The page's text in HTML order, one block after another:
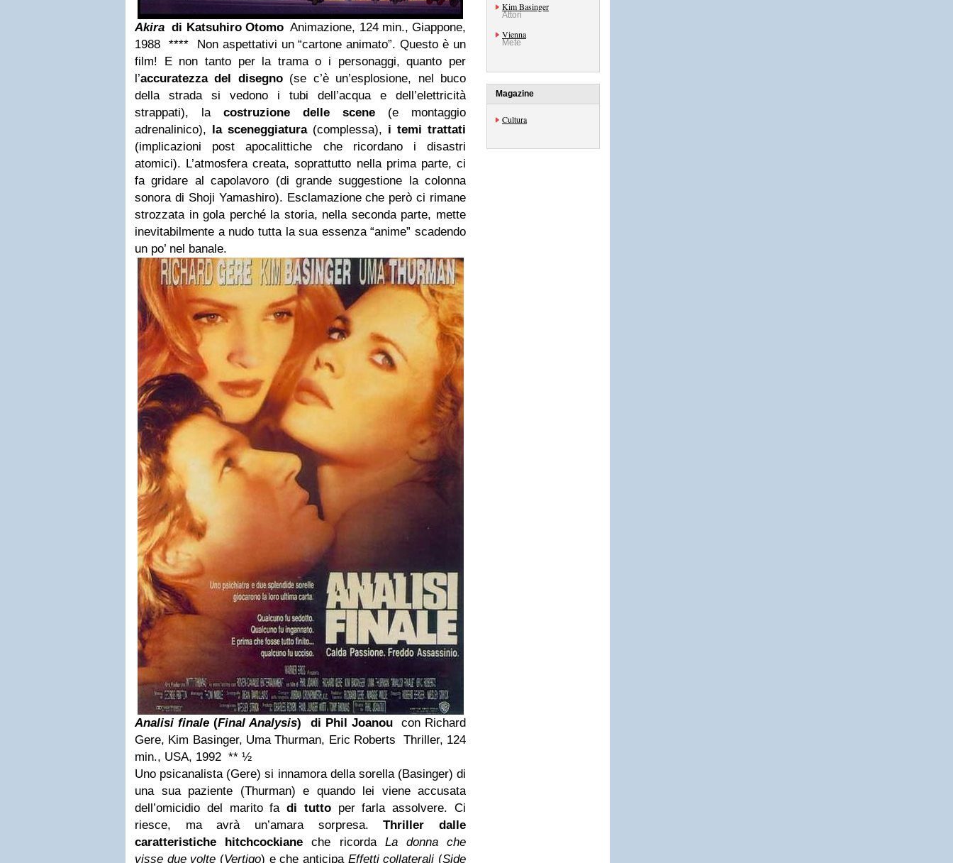
Akira di Katsuhiro Otomo Animazione, 124 min., Giappone,
1988
****
Non aspettativi un “cartone animato”. Questo è un
film! E non tanto per la trama o i personaggi, quanto per
l’accuratezza del disegno(se c’è un’esplosione, nel buco
della strada si vedono i tubi dell’acqua e dell’elettricità
strappati), la costruzione delle scene (e montaggio
adrenalinico), la sceneggiatura(complessa), i temi trattati
(implicazioni post apocalittiche che ricordano i disastri
atomici). L’atmosfera creata, soprattutto nella prima parte, ci
fa gridare al capolavoro (di grande suggestione la colonna
sonora di Shoji Yamashiro). Esclamazione che però ci rimane
strozzata in gola perché la storia, nella seconda parte, mette
inevitabilmente a nudo tutta la sua essenza “anime” scadendo
un po’ nel banale.
Analisi finale (Final Analysis) di Phil Joanou
con Richard
Gere, Kim Basinger, Uma Thurman, Eric Roberts Thriller, 124
min., USA, 1992 ** ½
Uno psicanalista (Gere) si innamora della sorella (Basinger) di
una sua paziente (Thurman) e quando lei viene accusata
dell’omicidio del marito fadi tuttoper farla assolvere. Ci
riesce, ma avrà un’amara sorpresa.Thriller dalle
caratteristiche hitchcockiane che ricorda La donna che
visse due volte (Vertigo) e che anticipa Effetti collaterali (Side
Kim Basinger
Attori
Vienna
Mete
Magazine
Cultura